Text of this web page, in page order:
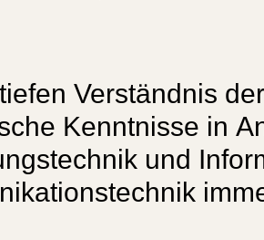
Verständnis
Kenntnisse in
und